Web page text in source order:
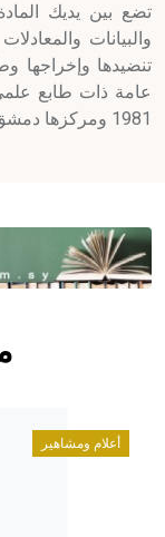
تضع بين يديك
والبيانات
تنضيدها وإخراجها
عامة ذات طابع
1981 ومركزها دمشق
أعلام ومشاهير